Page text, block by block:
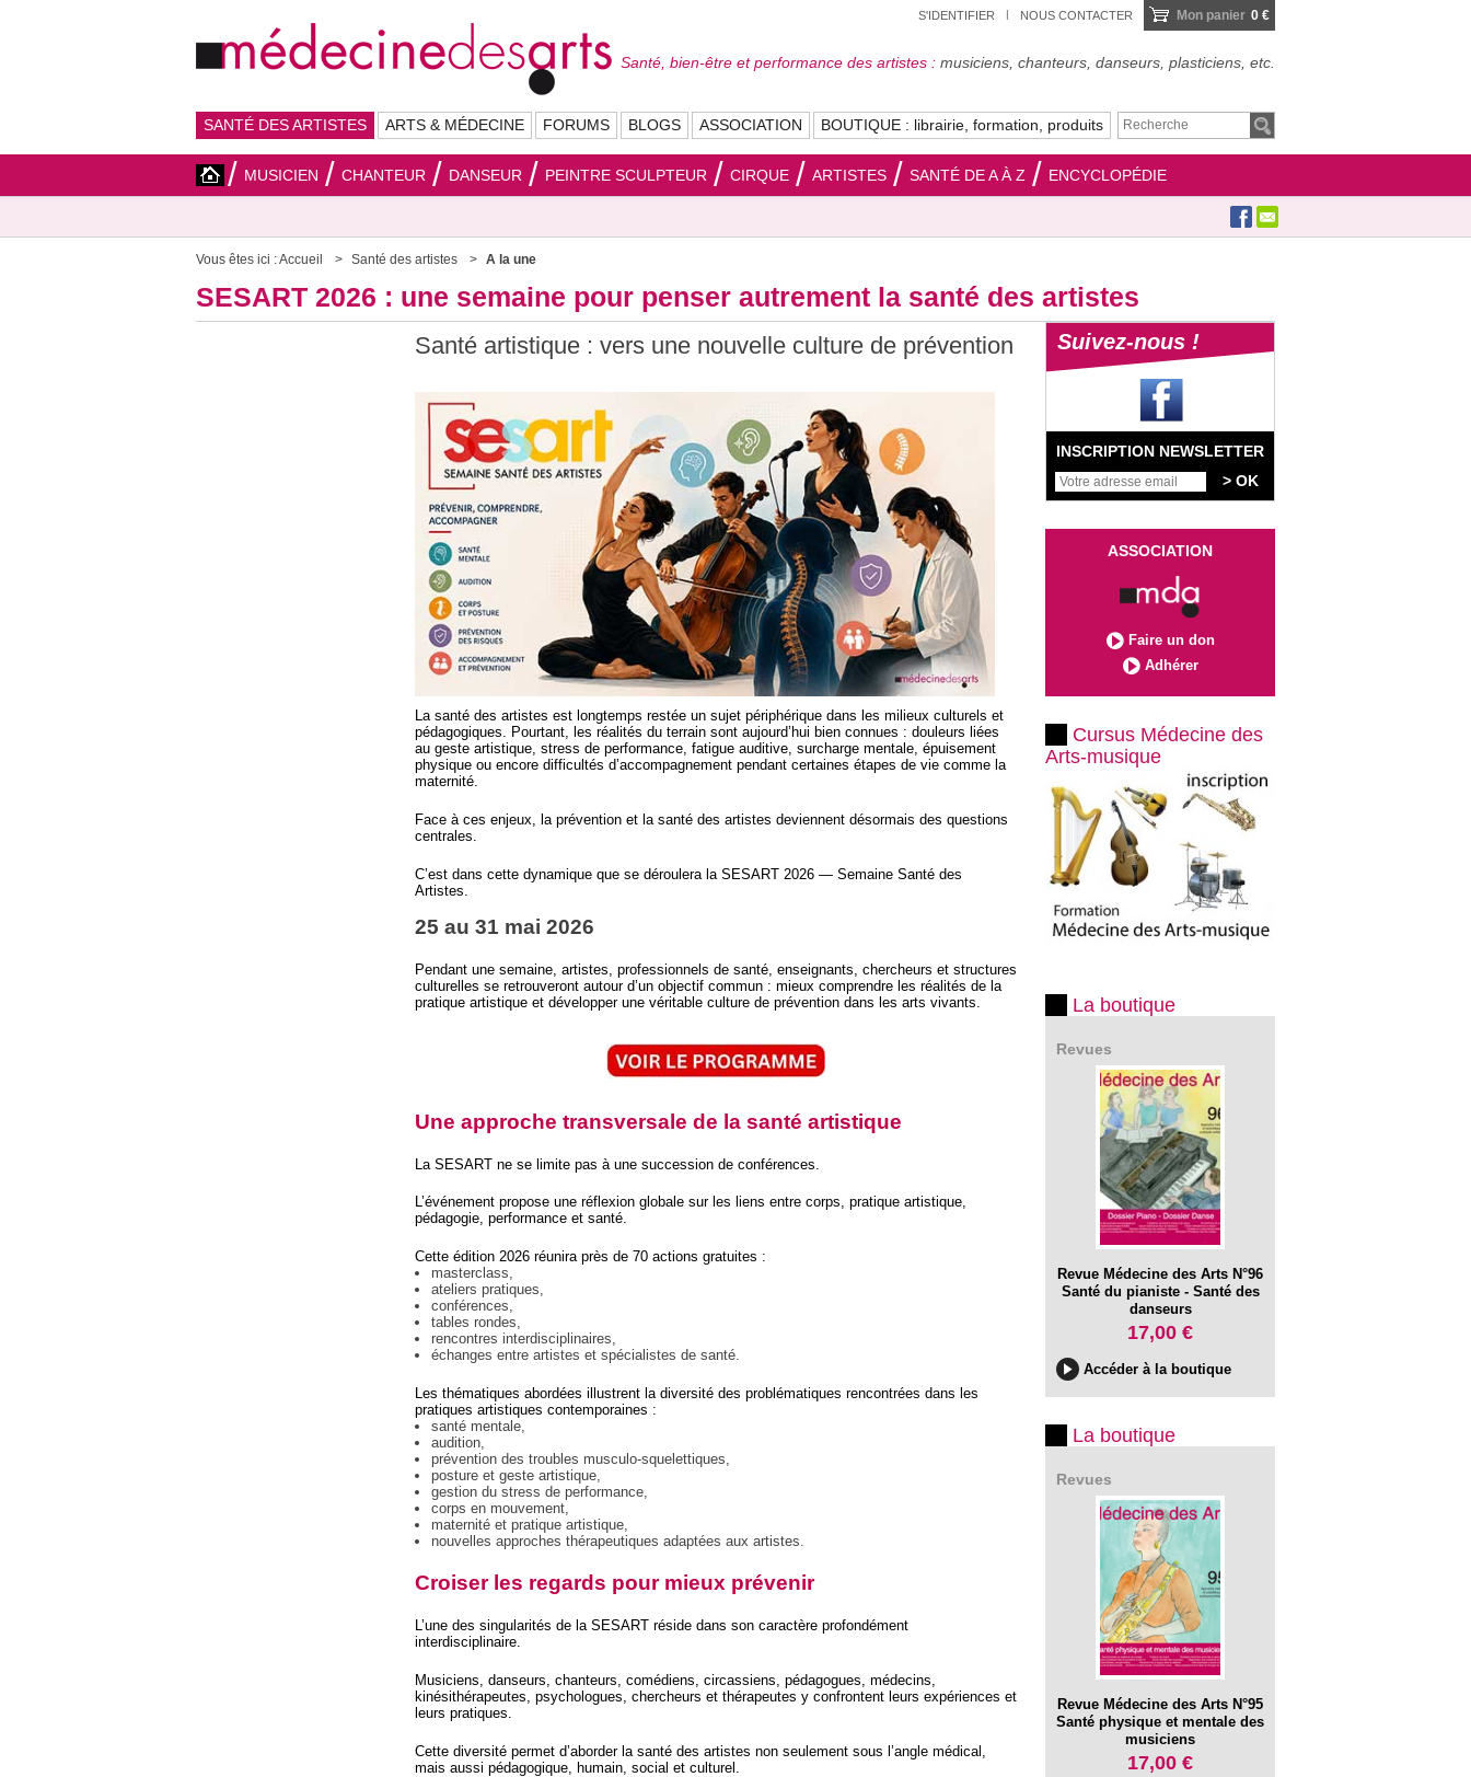
S'IDENTIFIER NOUS CONTACTER Mon panier 0 €
Santé, bien-être et performance des artistes : musiciens, chanteurs, danseurs, plasticiens, etc.
SANTÉ DES ARTISTES ARTS & MÉDECINE FORUMS BLOGS ASSOCIATION BOUTIQUE : librairie, formation, produits
MUSICIEN CHANTEUR DANSEUR PEINTRE SCULPTEUR CIRQUE ARTISTES SANTÉ DE A À Z ENCYCLOPÉDIE
Vous êtes ici :Accueil Santé des artistes A la une
SESART 2026 : une semaine pour penser autrement la santé des artistes
Santé artistique : vers une nouvelle culture de prévention
La santé des artistes est longtemps restée un sujet périphérique dans les milieux culturels et
pédagogiques. Pourtant, les réalités du terrain sont aujourd’hui bien connues : douleurs liées
au geste artistique, stress de performance, fatigue auditive, surcharge mentale, épuisement
physique ou encore difficultés d’accompagnement pendant certaines étapes de vie comme la
maternité.
Face à ces enjeux, la prévention et la santé des artistes deviennent désormais des questions
centrales.
C’est dans cette dynamique que se déroulera la SESART 2026 — Semaine Santé des
Artistes.
25 au 31 mai 2026
Pendant une semaine, artistes, professionnels de santé, enseignants, chercheurs et structures
culturelles se retrouveront autour d’un objectif commun : mieux comprendre les réalités de la
pratique artistique et développer une véritable culture de prévention dans les arts vivants.
Une approche transversale de la santé artistique
La SESART ne se limite pas à une succession de conférences.
L’événement propose une réflexion globale sur les liens entre corps, pratique artistique,
pédagogie, performance et santé.
Cette édition 2026 réunira près de 70 actions gratuites :
masterclass,
ateliers pratiques,
conférences,
tables rondes,
rencontres interdisciplinaires,
échanges entre artistes et spécialistes de santé.
Les thématiques abordées illustrent la diversité des problématiques rencontrées dans les
pratiques artistiques contemporaines :
santé mentale,
audition,
prévention des troubles musculo-squelettiques,
posture et geste artistique,
gestion du stress de performance,
corps en mouvement,
maternité et pratique artistique,
nouvelles approches thérapeutiques adaptées aux artistes.
Croiser les regards pour mieux prévenir
L’une des singularités de la SESART réside dans son caractère profondément
interdisciplinaire.
Musiciens, danseurs, chanteurs, comédiens, circassiens, pédagogues, médecins,
kinésithérapeutes, psychologues, chercheurs et thérapeutes y confrontent leurs expériences et
leurs pratiques.
Cette diversité permet d’aborder la santé des artistes non seulement sous l’angle médical,
mais aussi pédagogique, humain, social et culturel.
Suivez-nous !
INSCRIPTION NEWSLETTER
ASSOCIATION
Faire un don
Adhérer
Cursus Médecine des
Arts-musique
La boutique
Revues
Revue Médecine des Arts N°96
Santé du pianiste - Santé des
danseurs
17,00 €
Accéder à la boutique
La boutique
Revues
Revue Médecine des Arts N°95
Santé physique et mentale des
musiciens
17,00 €